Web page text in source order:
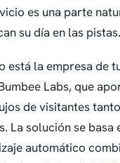
es una parte
su día en las pistas.
está la empresa de
Labs, que
de visitantes
La solución se basa
automático